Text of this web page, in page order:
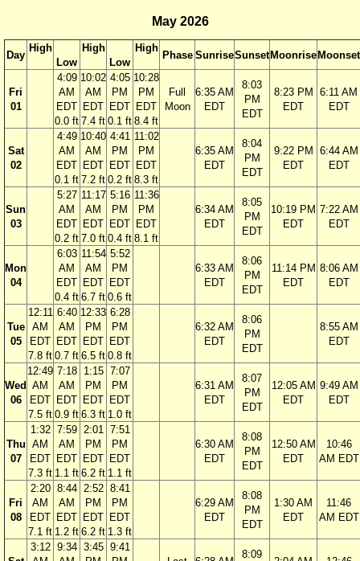
May 2026
Day
High
Low
High
Low
High
Phase SunriseSunset Moonrise Moonset
Fri
01
4:09
AM
EDT
0.0 ft
10:02
AM
EDT
7.4 ft
4:05
PM
EDT
0.1 ft
10:28
PM
EDT
8.4 ft
Full
Moon
6:35 AM
EDT
8:03
PM
EDT
8:23 PM
EDT
6:11 AM
EDT
Sat
02
4:49
AM
EDT
0.1 ft
10:40
AM
EDT
7.2 ft
4:41
PM
EDT
0.2 ft
11:02
PM
EDT
8.3 ft
6:35 AM
EDT
8:04
PM
EDT
9:22 PM
EDT
6:44 AM
EDT
Sun
03
5:27
AM
EDT
0.2 ft
11:17
AM
EDT
7.0 ft
5:16
PM
EDT
0.4 ft
11:36
PM
EDT
8.1 ft
6:34 AM
EDT
8:05
PM
EDT
10:19 PM
EDT
7:22 AM
EDT
Mon
04
6:03
AM
EDT
0.4 ft
11:54
AM
EDT
6.7 ft
5:52
PM
EDT
0.6 ft
6:33 AM
EDT
8:06
PM
EDT
11:14 PM
EDT
8:06 AM
EDT
Tue
05
12:11
AM
EDT
7.8 ft
6:40
AM
EDT
0.7 ft
12:33
PM
EDT
6.5 ft
6:28
PM
EDT
0.8 ft
6:32 AM
EDT
8:06
PM
EDT
8:55 AM
EDT
Wed
06
12:49
AM
EDT
7.5 ft
7:18
AM
EDT
0.9 ft
1:15
PM
EDT
6.3 ft
7:07
PM
EDT
1.0 ft
6:31 AM
EDT
8:07
PM
EDT
12:05 AM
EDT
9:49 AM
EDT
Thu
07
1:32
AM
EDT
7.3 ft
7:59
AM
EDT
1.1 ft
2:01
PM
EDT
6.2 ft
7:51
PM
EDT
1.1 ft
6:30 AM
EDT
8:08
PM
EDT
12:50 AM
EDT
10:46
AM EDT
Fri
08
2:20
AM
EDT
7.1 ft
8:44
AM
EDT
1.2 ft
2:52
PM
EDT
6.2 ft
8:41
PM
EDT
1.3 ft
6:29 AM
EDT
8:08
PM
EDT
1:30 AM
EDT
11:46
AM EDT
3:12 9:34 3:45 9:41
8:09